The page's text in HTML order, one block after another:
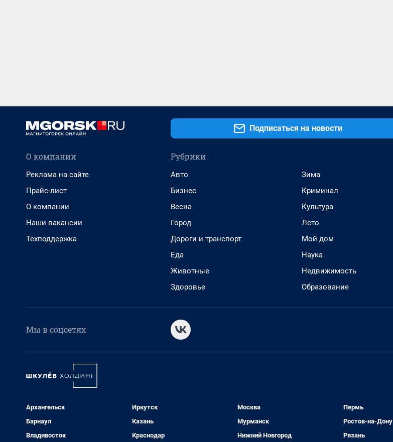
Подписаться на новости
О компании
Реклама на сайте
Прайс-лист
О компании
Наши вакансии
Техподдержка
Рубрики
Авто
Бизнес
Весна
Город
Дороги и транспорт
Еда
Животные
Здоровье
Зима
Криминал
Культура
Лето
Мой дом
Наука
Недвижимость
Образование
Мы в соцсетях
Архангельск
Барнаул
Владивосток
Иркутск
Казань
Краснодар
Москва
Мурманск
Нижний Новгород
Пермь
Ростов-на-Дону
Рязань